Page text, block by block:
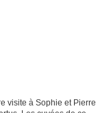
visite à Sophie et Pierre